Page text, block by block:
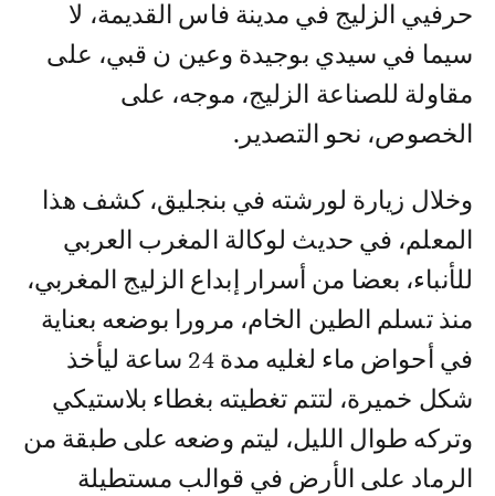
حرفيي الزليج في مدينة فاس القديمة، لا
سيما في سيدي بوجيدة وعين ن قبي، على
مقاولة للصناعة الزليج، موجه، على
الخصوص، نحو التصدير.
وخلال زيارة لورشته في بنجليق، كشف هذا
المعلم، في حديث لوكالة المغرب العربي
للأنباء، بعضا من أسرار إبداع الزليج المغربي،
منذ تسلم الطين الخام، مرورا بوضعه بعناية
في أحواض ماء لغليه مدة 24 ساعة ليأخذ
شكل خميرة، لتتم تغطيته بغطاء بلاستيكي
وتركه طوال الليل، ليتم وضعه على طبقة من
الرماد على الأرض في قوالب مستطيلة